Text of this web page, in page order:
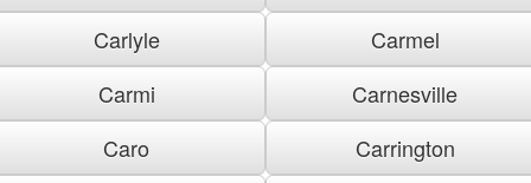
Carlyle
Carmel
Carmi
Carnesville
Caro
Carrington